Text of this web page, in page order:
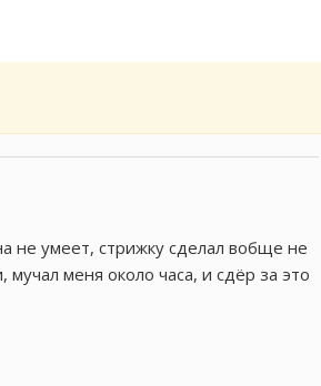
не умеет, стрижку сделал вобще не
меня около часа, и сдёр за это